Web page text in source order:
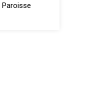
Paroisse